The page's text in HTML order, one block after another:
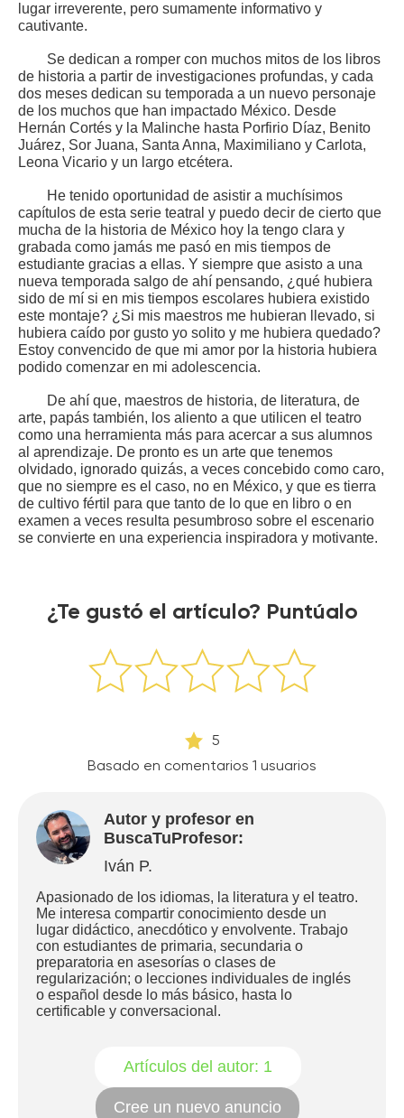
lugar irreverente, pero sumamente informativo y
cautivante.
Se dedican a romper con muchos mitos de los libros
de historia a partir de investigaciones profundas, y cada
dos meses dedican su temporada a un nuevo personaje
de los muchos que han impactado México. Desde
Hernán Cortés y la Malinche hasta Porfirio Díaz, Benito
Juárez, Sor Juana, Santa Anna, Maximiliano y Carlota,
Leona Vicario y un largo etcétera.
He tenido oportunidad de asistir a muchísimos
capítulos de esta serie teatral y puedo decir de cierto que
mucha de la historia de México hoy la tengo clara y
grabada como jamás me pasó en mis tiempos de
estudiante gracias a ellas. Y siempre que asisto a una
nueva temporada salgo de ahí pensando, ¿qué hubiera
sido de mí si en mis tiempos escolares hubiera existido
este montaje? ¿Si mis maestros me hubieran llevado, si
hubiera caído por gusto yo solito y me hubiera quedado?
Estoy convencido de que mi amor por la historia hubiera
podido comenzar en mi adolescencia.
De ahí que, maestros de historia, de literatura, de
arte, papás también, los aliento a que utilicen el teatro
como una herramienta más para acercar a sus alumnos
al aprendizaje. De pronto es un arte que tenemos
olvidado, ignorado quizás, a veces concebido como caro,
que no siempre es el caso, no en México, y que es tierra
de cultivo fértil para que tanto de lo que en libro o en
examen a veces resulta pesumbroso sobre el escenario
se convierte en una experiencia inspiradora y motivante.
¿Te gustó el artículo? Puntúalo
5
Basado en comentarios 1 usuarios
Autor y profesor en
BuscaTuProfesor:
Iván P.
Apasionado de los idiomas, la literatura y el teatro.
Me interesa compartir conocimiento desde un
lugar didáctico, anecdótico y envolvente. Trabajo
con estudiantes de primaria, secundaria o
preparatoria en asesorías o clases de
regularización; o lecciones individuales de inglés
o español desde lo más básico, hasta lo
certificable y conversacional.
Artículos del autor: 1
Cree un nuevo anuncio